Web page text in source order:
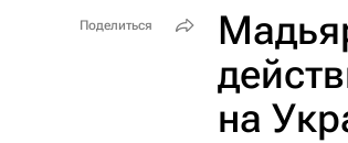
на
Поделиться